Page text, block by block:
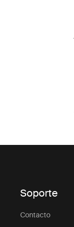
Soporte
Contacto